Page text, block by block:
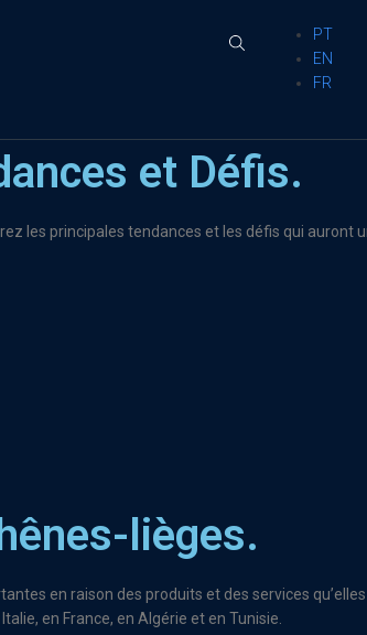
PT
EN
FR
et Défis.
les principales tendances et les défis qui
lièges.
en raison des produits et des services
en France, en Algérie et en Tunisie.